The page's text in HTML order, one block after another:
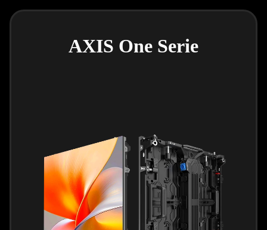
AXIS One Serie